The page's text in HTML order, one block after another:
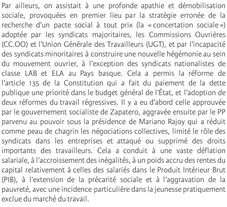
Par ailleurs, on assistait à une profonde apathie et démobilisation
sociale, provoquées en premier lieu par la stratégie erronée de la
recherche d’un pacte social à tout prix (la « concertation sociale »)
adoptée par les syndicats majoritaires, les Commissions Ouvrières
(CC.OO) et l’Union Générale des Travailleurs (UGT), et par l’incapacité
des syndicats minoritaires à construire une nouvelle hégémonie au sein
du mouvement ouvrier, à l’exception des syndicats nationalistes de
classe LAB et ELA au Pays basque. Cela a permis la réforme de
l’article 135 de la Constitution qui a fait du paiement de la dette
publique une priorité dans le budget général de l’État, et l’adoption de
deux réformes du travail régressives. Il y a eu d’abord celle approuvée
par le gouvernement socialiste de Zapatero, aggravée ensuite par le PP
parvenu au pouvoir sous la présidence de Mariano Rajoy qui a réduit
comme peau de chagrin les négociations collectives, limité le rôle des
syndicats dans les entreprises et attaqué ou supprimé des droits
importants des travailleurs. Cela a conduit à une vaste déflation
salariale, à l’accroissement des inégalités, à un poids accru des rentes du
capital relativement à celles des salariés dans le Produit Intérieur Brut
(PIB), à l’extension de la précarité sociale et à l’aggravation de la
pauvreté, avec une incidence particulière dans la jeunesse pratiquement
exclue du marché du travail.